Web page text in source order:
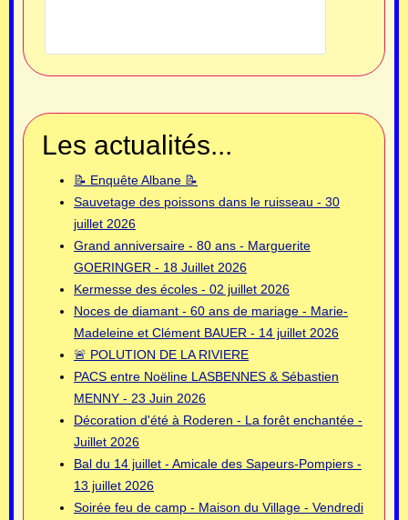
Les actualités...
📝 Enquête Albane 📝
Sauvetage des poissons dans le ruisseau - 30
juillet 2026
Grand anniversaire - 80 ans - Marguerite
GOERINGER - 18 Juillet 2026
Kermesse des écoles - 02 juillet 2026
Noces de diamant - 60 ans de mariage - Marie-
Madeleine et Clément BAUER - 14 juillet 2026
🚨 POLUTION DE LA RIVIERE
PACS entre Noëline LASBENNES & Sébastien
MENNY - 23 Juin 2026
Décoration d'été à Roderen - La forêt enchantée -
Juillet 2026
Bal du 14 juillet - Amicale des Sapeurs-Pompiers -
13 juillet 2026
Soirée feu de camp - Maison du Village - Vendredi